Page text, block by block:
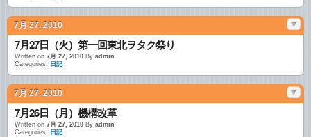
7月 27, 2010
7月27日（火）第一回東北ヲタク祭り
Written on 7月 27, 2010 By admin
Categories: 日記
7月 27, 2010
7月26日（月）機構改革
Written on 7月 27, 2010 By admin
Categories: 日記